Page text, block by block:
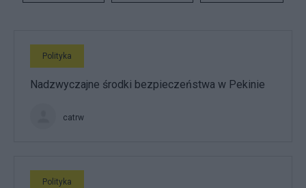
Polityka
Nadzwyczajne środki bezpieczeństwa w Pekinie
catrw
Polityka